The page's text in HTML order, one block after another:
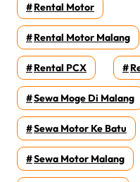
Rental Motor
Rental Motor Malang
Rental PCX
Sewa Moge Di Malang
Sewa Motor Ke Batu
Sewa Motor Malang